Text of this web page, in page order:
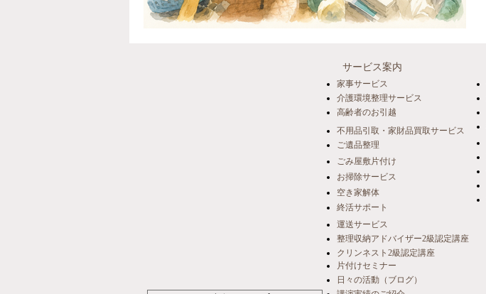
サービス案内
家事サービス
介護環境整理サービス
高齢者のお引越
不用品引取・家財品買取サービス
ご遺品整理
ごみ屋敷片付け
お掃除サービス
空き家解体
終活サポート
運送サービス
整理収納アドバイザー2級認定講座
クリンネスト2級認定講座
片付けセミナー
日々の活動（ブログ）